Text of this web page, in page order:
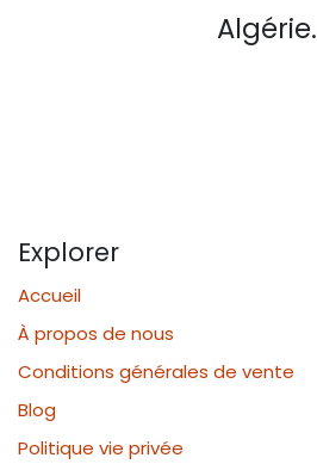
Algérie.
Explorer
Accueil
À propos de nous
Conditions générales de vente
Blog
Politique vie privée